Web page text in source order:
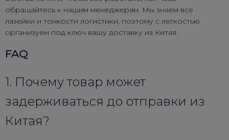
обращайтесь к нашим менеджерам. Мы знаем все
лазейки и тонкости логистики, поэтому с легкостью
организуем под ключ вашу доставку из Китая.
FAQ
1. Почему товар может
задерживаться до отправки из
Китая?